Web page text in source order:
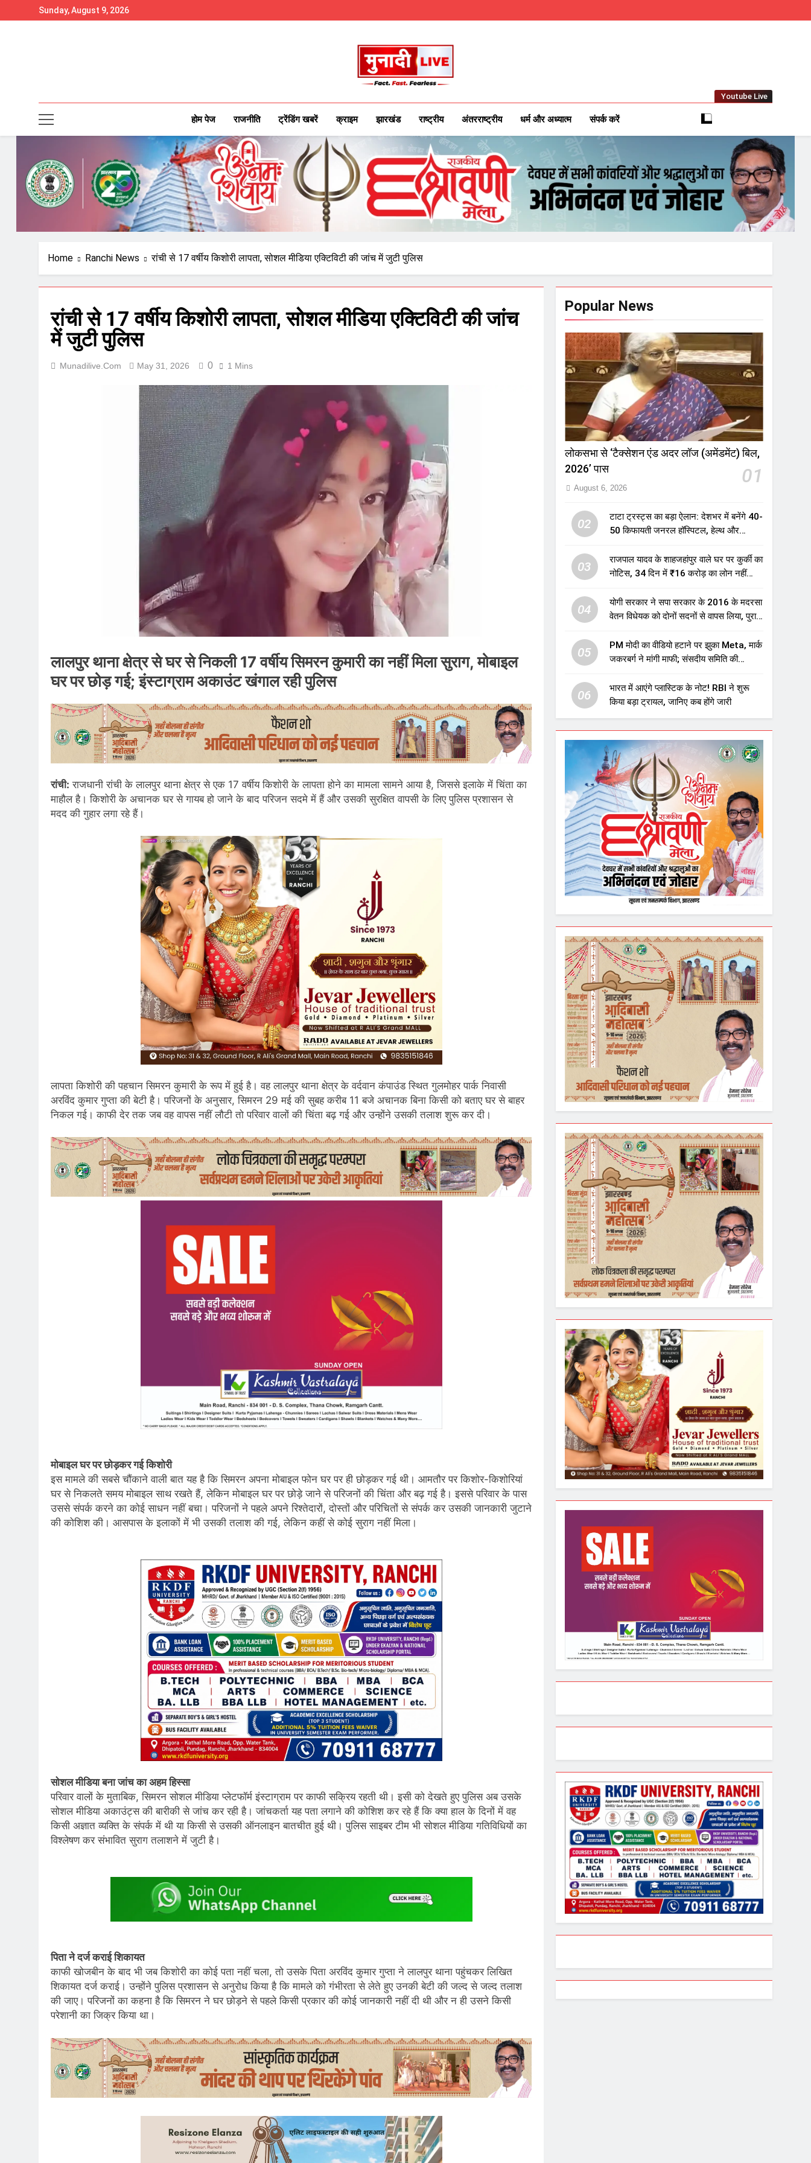
to
Sunday, August 9, 2026
Munadilive.com
Munadi Live – Jharkhand's Leading Local News Network
Youtube Live
होम पेज राजनीति ट्रेंडिंग खबरें क्राइम झारखंड राष्ट्रीय अंतरराष्ट्रीय धर्म और अध्यात्म संपर्क करें
Home Ranchi News रांची से 17 वर्षीय किशोरी लापता, सोशल मीडिया एक्टिविटी की जांच में जुटी पुलिस
रांची से 17 वर्षीय किशोरी लापता, सोशल मीडिया एक्टिविटी की जांच
में जुटी पुलिस
Munadilive.com May 31, 2026 0 1 Mins
लालपुर थाना क्षेत्र से घर से निकली 17 वर्षीय सिमरन कुमारी का नहीं मिला सुराग, मोबाइल
घर पर छोड़ गई; इंस्टाग्राम अकाउंट खंगाल रही पुलिस
रांची: राजधानी रांची के लालपुर थाना क्षेत्र से एक 17 वर्षीय किशोरी के लापता होने का मामला सामने आया है, जिससे इलाके में चिंता का
माहौल है। किशोरी के अचानक घर से गायब हो जाने के बाद परिजन सदमे में हैं और उसकी सुरक्षित वापसी के लिए पुलिस प्रशासन से
मदद की गुहार लगा रहे हैं।
लापता किशोरी की पहचान सिमरन कुमारी के रूप में हुई है। वह लालपुर थाना क्षेत्र के वर्दवान कंपाउंड स्थित गुलमोहर पार्क निवासी
अरविंद कुमार गुप्ता की बेटी है। परिजनों के अनुसार, सिमरन 29 मई की सुबह करीब 11 बजे अचानक बिना किसी को बताए घर से बाहर
निकल गई। काफी देर तक जब वह वापस नहीं लौटी तो परिवार वालों की चिंता बढ़ गई और उन्होंने उसकी तलाश शुरू कर दी।
मोबाइल घर पर छोड़कर गई किशोरी
इस मामले की सबसे चौंकाने वाली बात यह है कि सिमरन अपना मोबाइल फोन घर पर ही छोड़कर गई थी। आमतौर पर किशोर-किशोरियां
घर से निकलते समय मोबाइल साथ रखते हैं, लेकिन मोबाइल घर पर छोड़े जाने से परिजनों की चिंता और बढ़ गई है। इससे परिवार के पास
उससे संपर्क करने का कोई साधन नहीं बचा। परिजनों ने पहले अपने रिश्तेदारों, दोस्तों और परिचितों से संपर्क कर उसकी जानकारी जुटाने
की कोशिश की। आसपास के इलाकों में भी उसकी तलाश की गई, लेकिन कहीं से कोई सुराग नहीं मिला।
सोशल मीडिया बना जांच का अहम हिस्सा
परिवार वालों के मुताबिक, सिमरन सोशल मीडिया प्लेटफॉर्म इंस्टाग्राम पर काफी सक्रिय रहती थी। इसी को देखते हुए पुलिस अब उसके
सोशल मीडिया अकाउंट्स की बारीकी से जांच कर रही है। जांचकर्ता यह पता लगाने की कोशिश कर रहे हैं कि क्या हाल के दिनों में वह
किसी अज्ञात व्यक्ति के संपर्क में थी या किसी से उसकी ऑनलाइन बातचीत हुई थी। पुलिस साइबर टीम भी सोशल मीडिया गतिविधियों का
विश्लेषण कर संभावित सुराग तलाशने में जुटी है।
पिता ने दर्ज कराई शिकायत
काफी खोजबीन के बाद भी जब किशोरी का कोई पता नहीं चला, तो उसके पिता अरविंद कुमार गुप्ता ने लालपुर थाना पहुंचकर लिखित
शिकायत दर्ज कराई। उन्होंने पुलिस प्रशासन से अनुरोध किया है कि मामले को गंभीरता से लेते हुए उनकी बेटी की जल्द से जल्द तलाश
की जाए। परिजनों का कहना है कि सिमरन ने घर छोड़ने से पहले किसी प्रकार की कोई जानकारी नहीं दी थी और न ही उसने किसी
परेशानी का जिक्र किया था।
Popular News
लोकसभा से ‘टैक्सेशन एंड अदर लॉज (अमेंडमेंट) बिल,
2026’ पास
01
August 6, 2026
02
टाटा ट्रस्ट्स का बड़ा ऐलान: देशभर में बनेंगे 40-
50 किफायती जनरल हॉस्पिटल, हेल्थ और
03
राजपाल यादव के शाहजहांपुर वाले घर पर कुर्की का
नोटिस, 34 दिन में ₹16 करोड़ का लोन नहीं
04
योगी सरकार ने सपा सरकार के 2016 के मदरसा
वेतन विधेयक को दोनों सदनों से वापस लिया, पुराने
उठाए सवाल
05
PM मोदी का वीडियो हटाने पर झुका Meta, मार्क
जकरबर्ग ने मांगी माफी; संसदीय समिति की
06
भारत में आएंगे प्लास्टिक के नोट! RBI ने शुरू
किया बड़ा ट्रायल, जानिए कब होंगे जारी